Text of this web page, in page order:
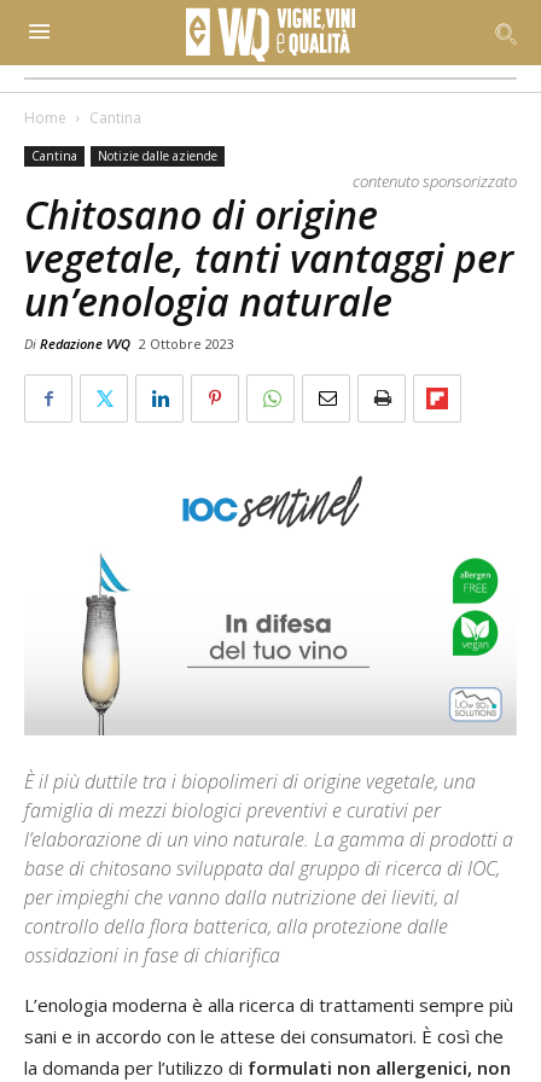
Home Cantina
Cantina Notizie dalle aziende
contenuto sponsorizzato
Chitosano di origine
vegetale, tanti vantaggi per
un’enologia naturale
Di Redazione VVQ 2 Ottobre 2023
È il più duttile tra i biopolimeri di origine vegetale, una
famiglia di mezzi biologici preventivi e curativi per
l’elaborazione di un vino naturale. La gamma di prodotti a
base di chitosano sviluppata dal gruppo di ricerca di IOC,
per impieghi che vanno dalla nutrizione dei lieviti, al
controllo della flora batterica, alla protezione dalle
ossidazioni in fase di chiarifica
L’enologia moderna è alla ricerca di trattamenti sempre più
sani e in accordo con le attese dei consumatori. È così che
la domanda per l’utilizzo di formulati non allergenici, non